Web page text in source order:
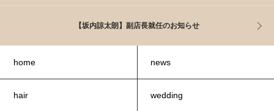
【坂内諒太朗】副店長就任のお知らせ
home news
hair wedding